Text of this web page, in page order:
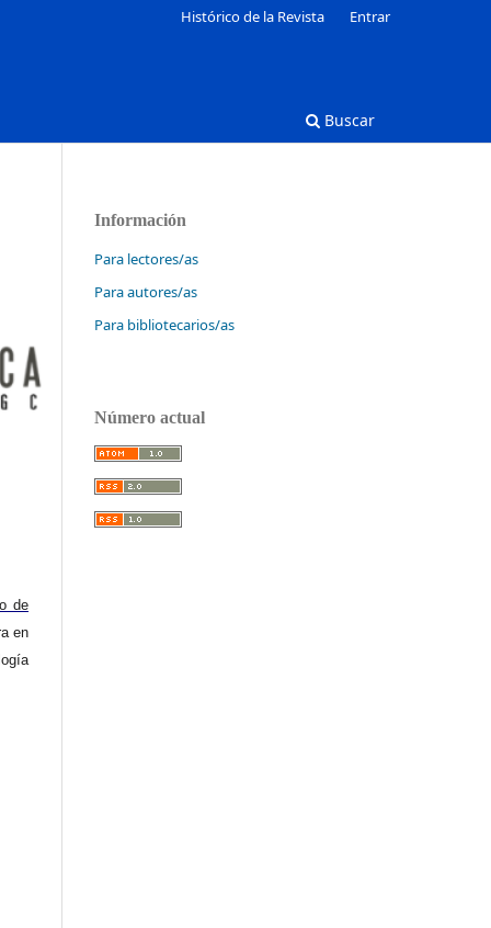
Buscar
Histórico de la Revista Entrar
de
en
Información
Para lectores/as
Para autores/as
Para bibliotecarios/as
Número actual